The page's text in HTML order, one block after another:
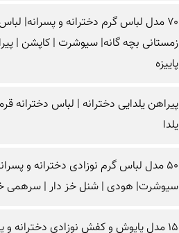
۷۰ مدل لباس گرم دخترانه و پسرانه| لباس
زمستانی بچه گانه| سیوشرت | کاپشن |
پاییزه
پیراهن یلدایی دخترانه | لباس دخترانه
یلدا
۵۰ مدل لباس گرم نوزادی دخترانه و
سیوشرت| هودی | شنل خز دار | سرهمی
۱۵ مدل پاپوش و کفش نوزادی دخترانه و